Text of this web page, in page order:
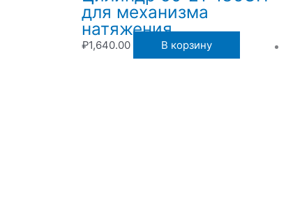
для механизма
натяжения
₽1,640.00 В корзину